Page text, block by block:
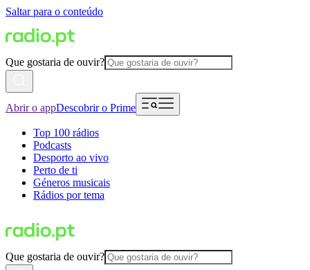
Saltar para o conteúdo
Que gostaria de ouvir?
Abrir o appDescobrir o Prime
Top 100 rádios
Podcasts
Desporto ao vivo
Perto de ti
Géneros musicais
Rádios por tema
Que gostaria de ouvir?